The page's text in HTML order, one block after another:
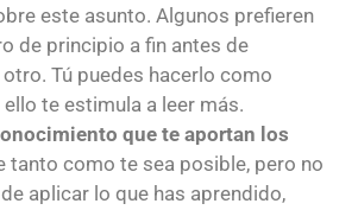
este asunto. Algunos prefieren
de principio a fin antes de
Tú puedes hacerlo como
te estimula a leer más.
que te aportan los
tanto como te sea posible, pero no
aplicar lo que has aprendido,